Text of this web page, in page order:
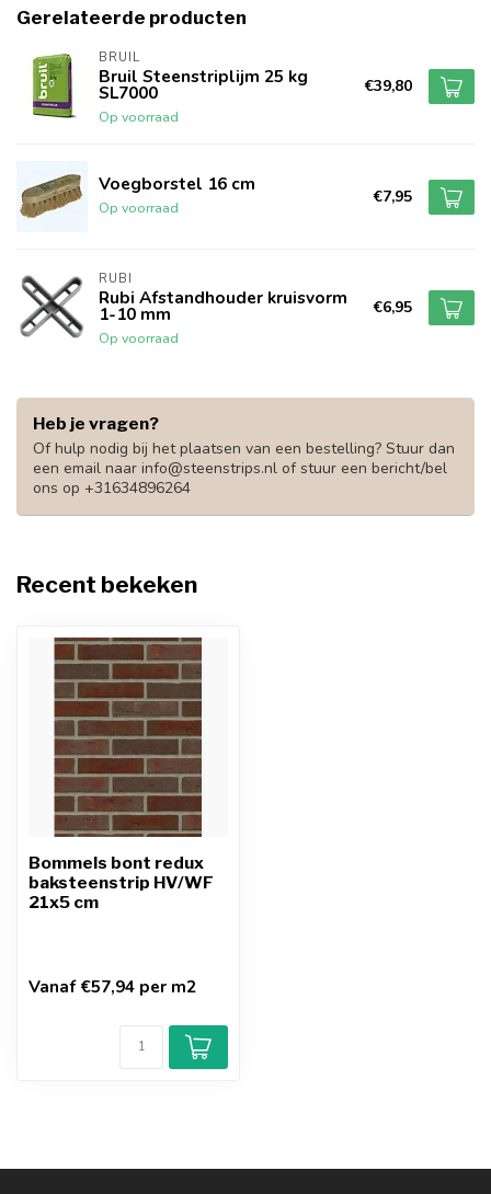
Gerelateerde producten
BRUIL
Bruil Steenstriplijm 25 kg
SL7000
Op voorraad
€39,80
Voegborstel 16 cm
Op voorraad
€7,95
RUBI
Rubi Afstandhouder kruisvorm
1-10 mm
Op voorraad
€6,95
Heb je vragen?
Of hulp nodig bij het plaatsen van een bestelling? Stuur dan
een email naar info@steenstrips.nl of stuur een bericht/bel
ons op +31634896264
Recent bekeken
Bommels bont redux
baksteenstrip HV/WF
21x5 cm
Vanaf €57,94 per m2